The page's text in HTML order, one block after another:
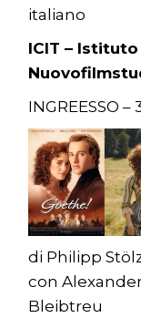
italiano
ICIT –
INGREESSO
di Philipp
con
Bleibtreu